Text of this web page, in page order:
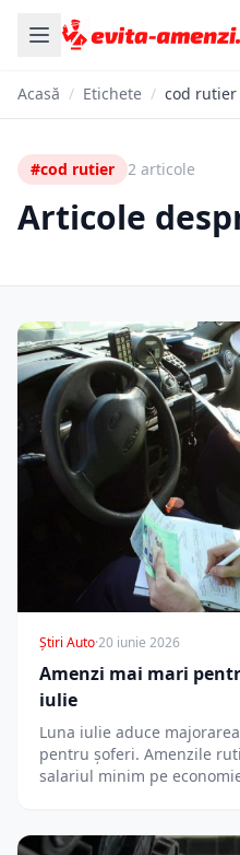
Acasă / Etichete / cod rutier
#cod rutier 2 articole
Articole
Știri Auto·20 iunie 2026
Amenzi mai mari
iulie
Luna iulie aduce
pentru șoferi. Amenzile
salariul minim pe